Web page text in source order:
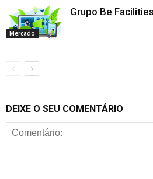
Mercado
Grupo Be
DEIXE O SEU COMENTÁRIO